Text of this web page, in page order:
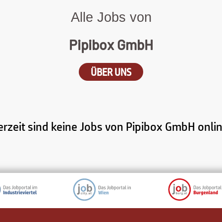
Alle Jobs von
Pipibox GmbH
ÜBER UNS
sind keine Jobs von Pipibox GmbH